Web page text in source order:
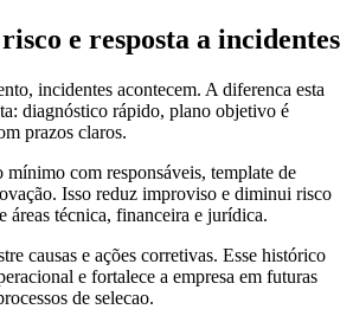
e resposta a incidentes
incidentes acontecem. A diferenca esta
diagnóstico rápido, plano objetivo é
prazos claros.
com responsáveis, template de
Isso reduz improviso e diminui risco
áreas técnica, financeira e jurídica.
causas e ações corretivas. Esse histórico
e fortalece a empresa em futuras
de selecao.